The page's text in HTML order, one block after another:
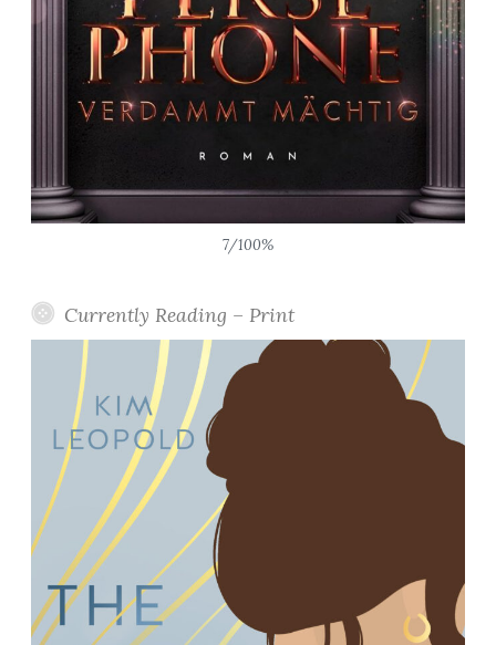
7/100%
Currently Reading – Print